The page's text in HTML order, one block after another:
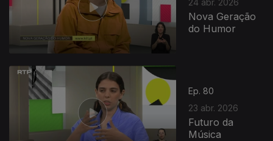
Nova Geração
do Humor
Ep. 80
23 abr. 2026
Futuro da
Música
923969